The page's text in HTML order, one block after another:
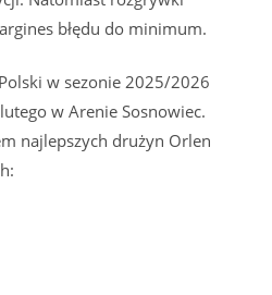
błędu do minimum.
w sezonie 2025/2026
w Arenie Sosnowiec.
najlepszych drużyn Orlen